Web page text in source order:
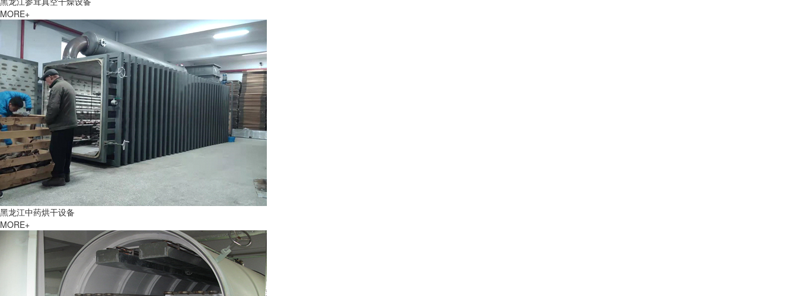
MORE+
黑龙江中药烘干设备
MORE+